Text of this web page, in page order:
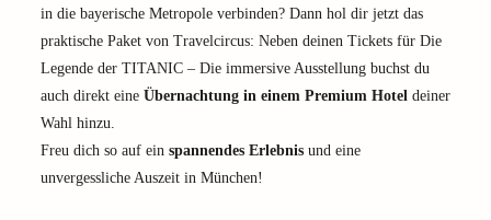
in die bayerische Metropole verbinden? Dann hol dir jetzt das
praktische Paket von Travelcircus: Neben deinen Tickets für Die
Legende der TITANIC – Die immersive Ausstellung buchst du
auch direkt eine Übernachtung in einem Premium Hotel deiner
Wahl hinzu.
Freu dich so auf ein spannendes Erlebnis und eine
unvergessliche Auszeit in München!